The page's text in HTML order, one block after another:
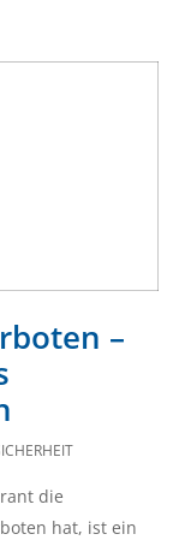
–
die
hat, ist ein